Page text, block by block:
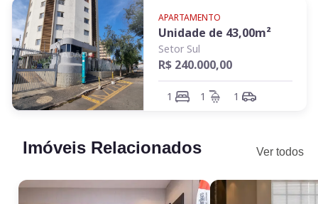
APARTAMENTO
Unidade de 43,00m²
Setor Sul
R$ 240.000,00
1 1 1
Imóveis Relacionados Ver todos